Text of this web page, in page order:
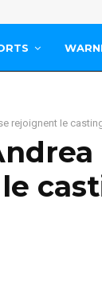
rejoignent le